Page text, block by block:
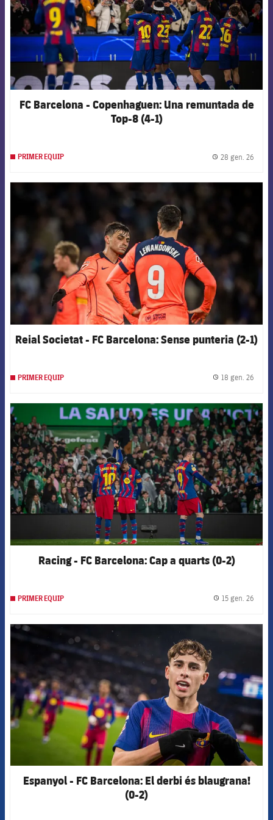
FC Barcelona - Copenhaguen: Una remuntada de
Top-8 (4-1)
PRIMER EQUIP 28 gen. 26
Reial Societat - FC Barcelona: Sense punteria (2-1)
PRIMER EQUIP 18 gen. 26
FCB Barcelona badge
Racing - FC Barcelona: Cap a quarts (0-2)
PRIMER EQUIP 15 gen. 26
FCB Barcelona badge
Espanyol - FC Barcelona: El derbi és blaugrana!
(0-2)